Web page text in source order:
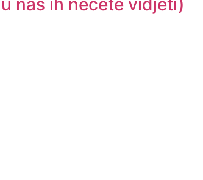
nas ih nećete vidjeti)